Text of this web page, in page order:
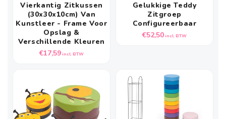
Vierkantig Zitkussen
(30x30x10cm) Van
Kunstleer - Frame Voor
Opslag &
Verschillende Kleuren
Normale
€17,59incl. BTW
Gelukkige Teddy
Zitgroep
Configureerbaar
Normale
€52,50incl. BTW